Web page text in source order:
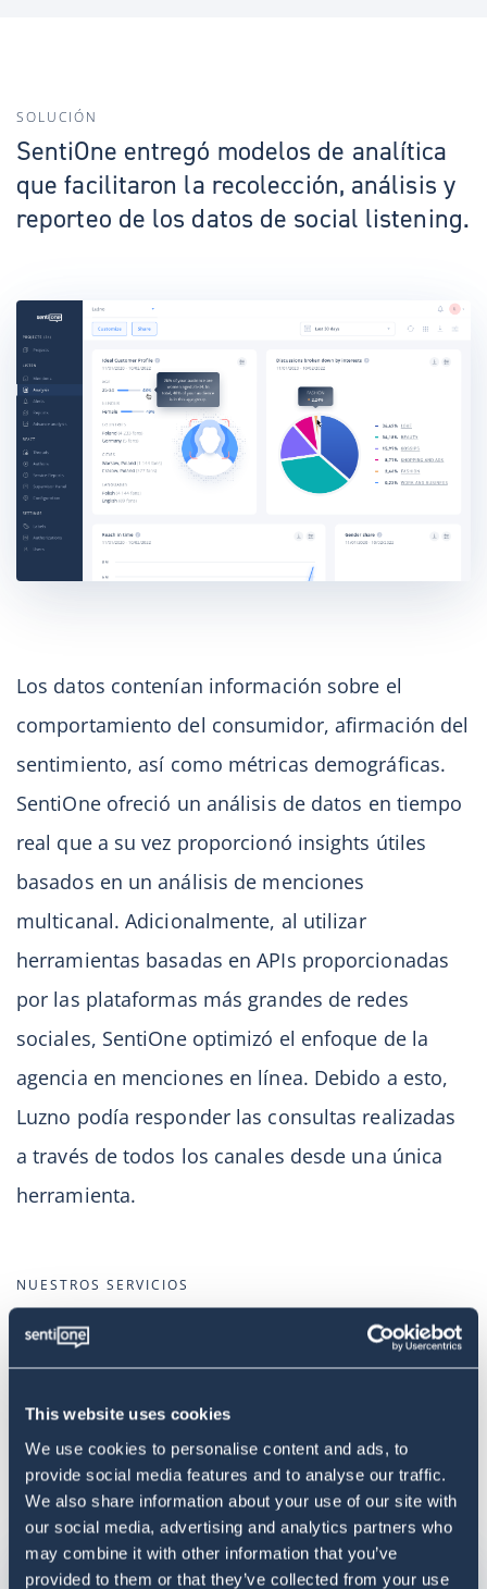
This website uses cookies
We use cookies to personalise content and ads, to
provide social media features and to analyse our traffic.
We also share information about your use of our site with
our social media, advertising and analytics partners who
may combine it with other information that you’ve
provided to them or that they’ve collected from your use
SOLUCIÓN
SentiOne entregó modelos de analítica
que facilitaron la recolección, análisis y
reporteo de los datos de social listening.
Los datos contenían información sobre el
comportamiento del consumidor, afirmación del
sentimiento, así como métricas demográficas.
SentiOne ofreció un análisis de datos en tiempo
real que a su vez proporcionó insights útiles
basados en un análisis de menciones
multicanal. Adicionalmente, al utilizar
herramientas basadas en APIs proporcionadas
por las plataformas más grandes de redes
sociales, SentiOne optimizó el enfoque de la
agencia en menciones en línea. Debido a esto,
Luzno podía responder las consultas realizadas
a través de todos los canales desde una única
herramienta.
NUESTROS SERVICIOS
Social listening
Reportes de la industria
Análisis de campañas de marketing
Análisis de tendencias